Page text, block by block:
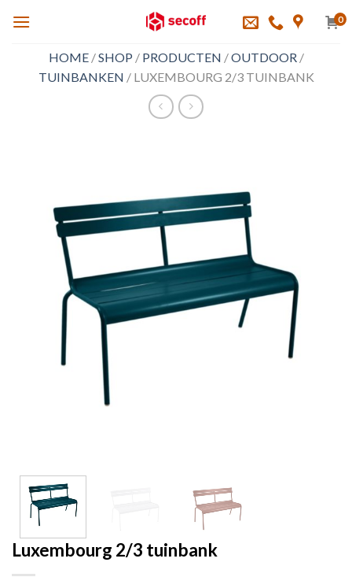
0
HOME/SHOP / PRODUCTEN /OUTDOOR/
TUINBANKEN / LUXEMBOURG 2/3 TUINBANK
Luxembourg 2/3 tuinbank